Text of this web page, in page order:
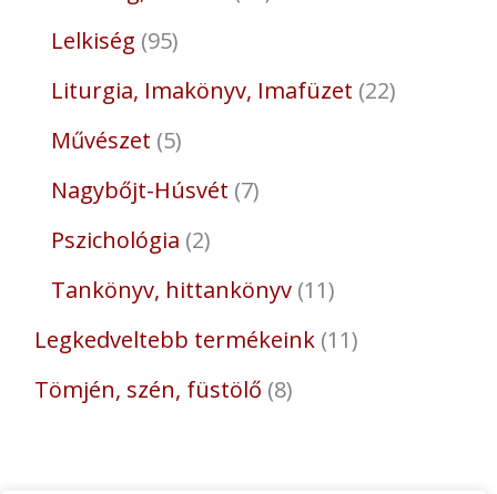
Lelkiség 95
Liturgia, Imakönyv, Imafüzet 22
Művészet 5
Nagybőjt-Húsvét 7
Pszichológia 2
Tankönyv, hittankönyv 11
Legkedveltebb termékeink 11
Tömjén, szén, füstölő 8